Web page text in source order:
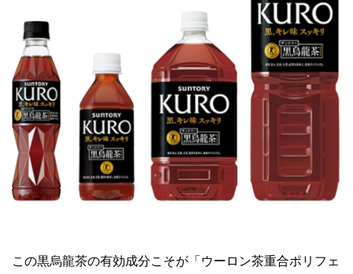
この黒烏龍茶の有効成分こそが「ウーロン茶重合ポリフェ